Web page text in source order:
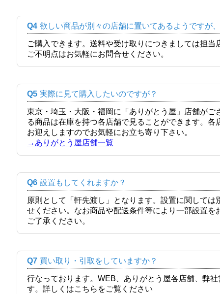
Q4 欲しい商品が別々の店舗に置いてあるようですが
ご購入できます。送料や受け取りにつきましては担
ご不明点はお気軽にお問合せください。
Q5 実際に見て購入したいのですが？
東京・埼玉・大阪・福岡に「ありがとう屋」店舗が
る商品は在庫を持つ各店舗で見ることができます。
お迎えしますのでお気軽にお立ち寄り下さい。
→ありがとう屋店舗一覧
Q6 設置もしてくれますか？
原則として「軒先渡し」となります。設置に関して
せください。なお商品や配送条件等により一部設置
ご了承ください。
Q7 買い取り・引取をしていますか？
行なっております。WEB、ありがとう屋各店舗、弊
す。詳しくはこちらをご覧ください